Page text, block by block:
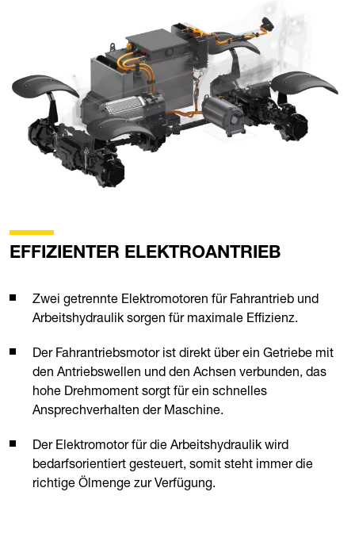
EFFIZIENTER ELEKTROANTRIEB
Zwei getrennte Elektromotoren für Fahrantrieb und
Arbeitshydraulik sorgen für maximale Effizienz.
Der Fahrantriebsmotor ist direkt über ein Getriebe mit
den Antriebswellen und den Achsen verbunden, das
hohe Drehmoment sorgt für ein schnelles
Ansprechverhalten der Maschine.
Der Elektromotor für die Arbeitshydraulik wird
bedarfsorientiert gesteuert, somit steht immer die
richtige Ölmenge zur Verfügung.